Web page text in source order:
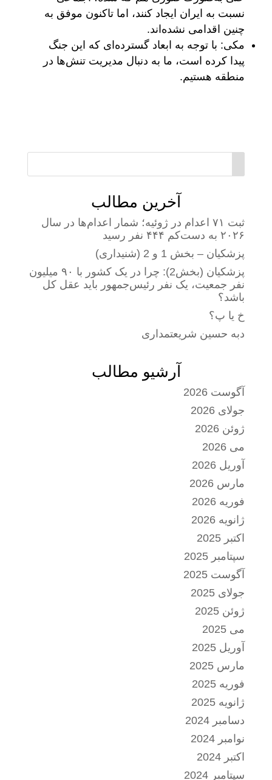
نسبت به ایران ایجاد کنند، اما تاکنون موفق به
چنین اقدامی نشده‌اند.
مکی: با توجه به ابعاد گسترده‌ای که این جنگ
پیدا کرده است، ما به دنبال مدیریت تنش‌ها در
منطقه هستیم.
آخرین مطالب
ثبت ۷۱ اعدام در ژوئیه؛ شمار اعدام‌ها در سال
۲۰۲۶ به دست‌کم ۴۴۴ نفر رسید
پزشکیان – بخش 1 و 2 (شنیداری)
پزشکیان (بخش2): چرا در یک کشور با ۹۰ میلیون
نفر جمعیت، یک نفر رئیس‌جمهور باید عقل کل
باشد؟
خ یا پ؟
دبه حسین شریعتمداری
آرشیو مطالب
آگوست 2026
جولای 2026
ژوئن 2026
می 2026
آوریل 2026
مارس 2026
فوریه 2026
ژانویه 2026
اکتبر 2025
سپتامبر 2025
آگوست 2025
جولای 2025
ژوئن 2025
می 2025
آوریل 2025
مارس 2025
فوریه 2025
ژانویه 2025
دسامبر 2024
نوامبر 2024
اکتبر 2024
سپتامبر 2024